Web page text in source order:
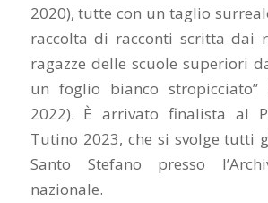
2020), tutte con un taglio
raccolta di racconti scritta dai
ragazze delle scuole superiori
un foglio bianco stropicciato”
2022). È arrivato finalista al
Tutino 2023, che si svolge tutti
Santo Stefano presso
nazionale.